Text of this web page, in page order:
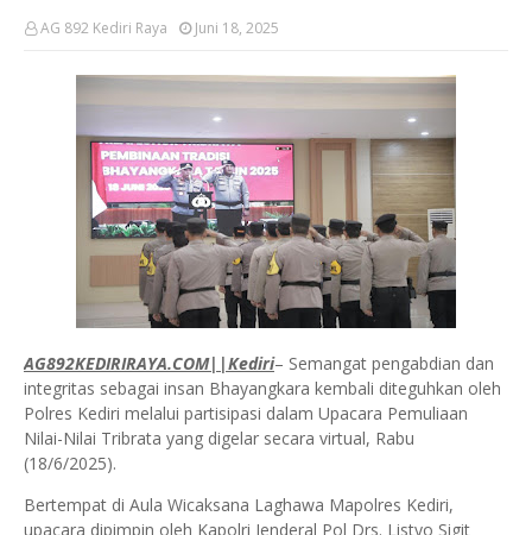
AG 892 Kediri Raya Juni 18, 2025
AG892KEDIRIRAYA.COM||Kediri– Semangat pengabdian dan
integritas sebagai insan Bhayangkara kembali diteguhkan oleh
Polres Kediri melalui partisipasi dalam Upacara Pemuliaan
Nilai-Nilai Tribrata yang digelar secara virtual, Rabu
(18/6/2025).
Bertempat di Aula Wicaksana Laghawa Mapolres Kediri,
upacara dipimpin oleh Kapolri Jenderal Pol Drs. Listyo Sigit